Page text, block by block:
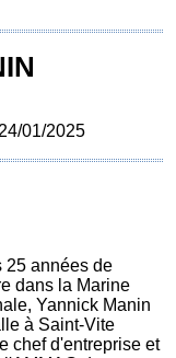
01/2025
25 années de
dans la Marine
Yannick Manin
à Saint-Vite
chef d'entreprise et